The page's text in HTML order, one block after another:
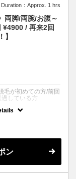
には爆抜けモードで
とも？！ 最先端脱
お肌を美しく保ちな
方は是非ご利用くだ
必要な場合は、オプ
します。
Duration：Approx. 1 hrs
両脚/両腕/お腹～
¥4900 / 再来2回
毛が初めての方/前回
している方
トなど、大事なご予
らない」「過去に全
だけ毛が残ってる」
ン